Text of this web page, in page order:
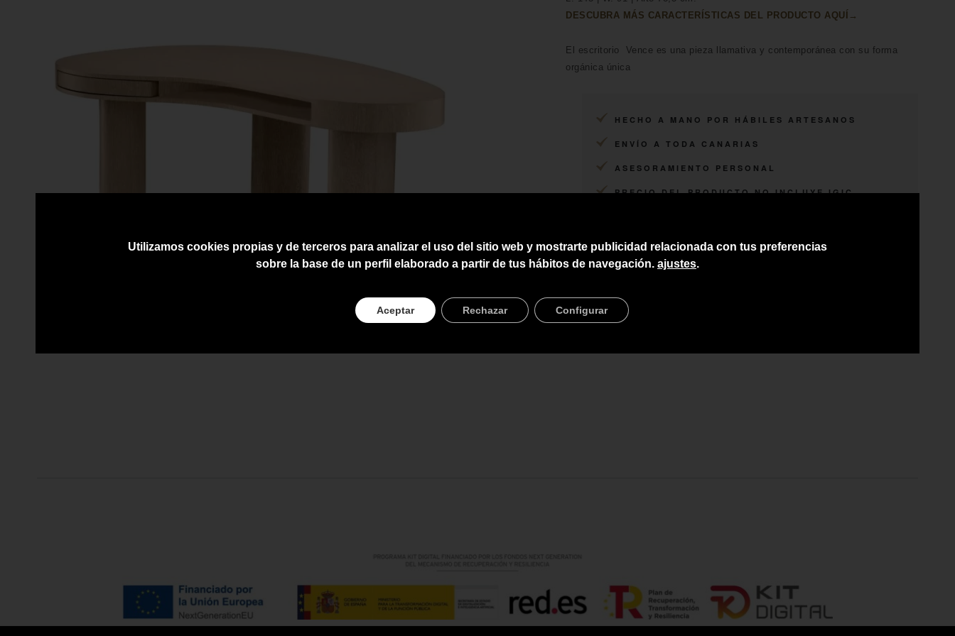
DESCUBRA MÁS CARACTERÍSTICAS DEL PRODUCTO AQUÍ→
El escritorio Vence es una pieza llamativa y contemporánea con su forma
orgánica única
HECHO A MANO POR HÁBILES ARTESANOS
ENVÍO A TODA CANARIAS
ASESORAMIENTO PERSONAL
PRECIO DEL PRODUCTO NO INCLUYE IGIC
Utilizamos cookies propias y de terceros para analizar el uso del sitio web y mostrarte publicidad relacionada con tus preferencias
sobre la base de un perfil elaborado a partir de tus hábitos de navegación. ajustes.
Aceptar Rechazar Configurar